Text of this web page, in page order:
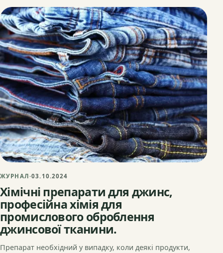
ЖУРНАЛ·03.10.2024
Хімічні препарати для джинс,
професійна хімія для
промислового оброблення
джинсової тканини.
Препарат необхідний у випадку, коли деякі продукти,